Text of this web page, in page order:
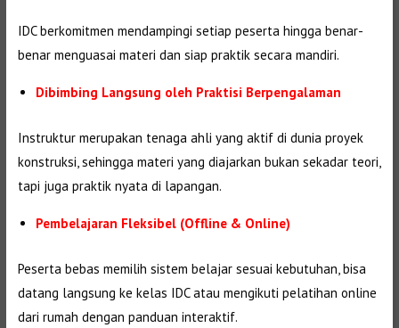
IDC berkomitmen mendampingi setiap peserta hingga benar-
benar menguasai materi dan siap praktik secara mandiri.
Dibimbing Langsung oleh Praktisi Berpengalaman
Instruktur merupakan tenaga ahli yang aktif di dunia proyek
konstruksi, sehingga materi yang diajarkan bukan sekadar teori,
tapi juga praktik nyata di lapangan.
Pembelajaran Fleksibel (Offline & Online)
Peserta bebas memilih sistem belajar sesuai kebutuhan, bisa
datang langsung ke kelas IDC atau mengikuti pelatihan online
dari rumah dengan panduan interaktif.